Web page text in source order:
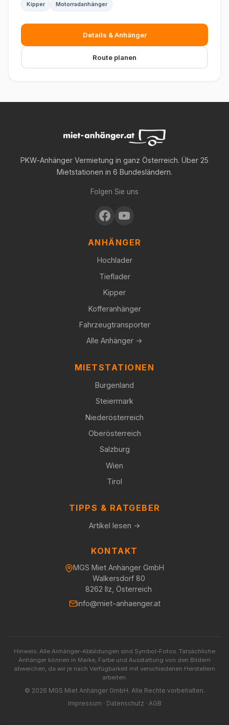
Kipper Motorradanhänger
Details & Anhänger
Route planen
PKW-Anhänger Vermietung in ganz Österreich. Über 25
Mietstationen in 6 Bundesländern.
Folgen Sie uns
ANHÄNGER
Hochlader
Tieflader
Kipper
Kofferanhänger
Fahrzeugtransporter
Alle Anhänger →
MIETSTATIONEN
Burgenland
Steiermark
Niederösterreich
Oberösterreich
Salzburg
Wien
Tirol
TIPPS & RATGEBER
Artikel lesen →
KONTAKT
MGS Miet Anhänger GmbH
Walkersdorf 80
8262 Ilz, Österreich
info@miet-anhaenger.at
Hinweis: Alle Anhänger-Abbildungen sind Symbol-Fotos. Tatsächliche
Anhänger können in Marke, Farbe und Ausstattung von den Bildern
abweichen, da wir je nach Verfügbarkeit mit verschiedenen Herstellern
arbeiten.
© 2026 MGS Miet Anhänger GmbH. Alle Rechte vorbehalten.
Impressum · Datenschutz · AGB